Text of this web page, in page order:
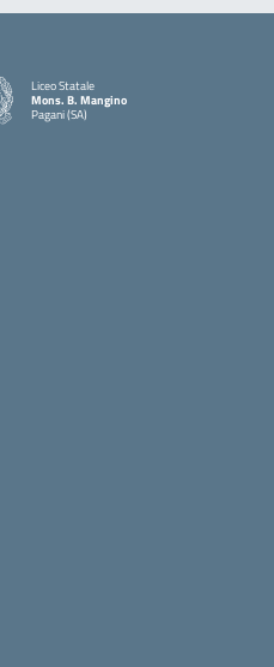
Liceo Statale
Mons. B. Mangino
Pagani (SA)
— Visita la pagina iniziale della scuola